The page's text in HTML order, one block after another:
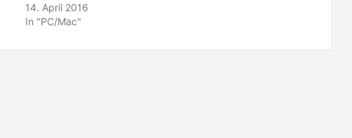
14. April 2016
In "PC/Mac"